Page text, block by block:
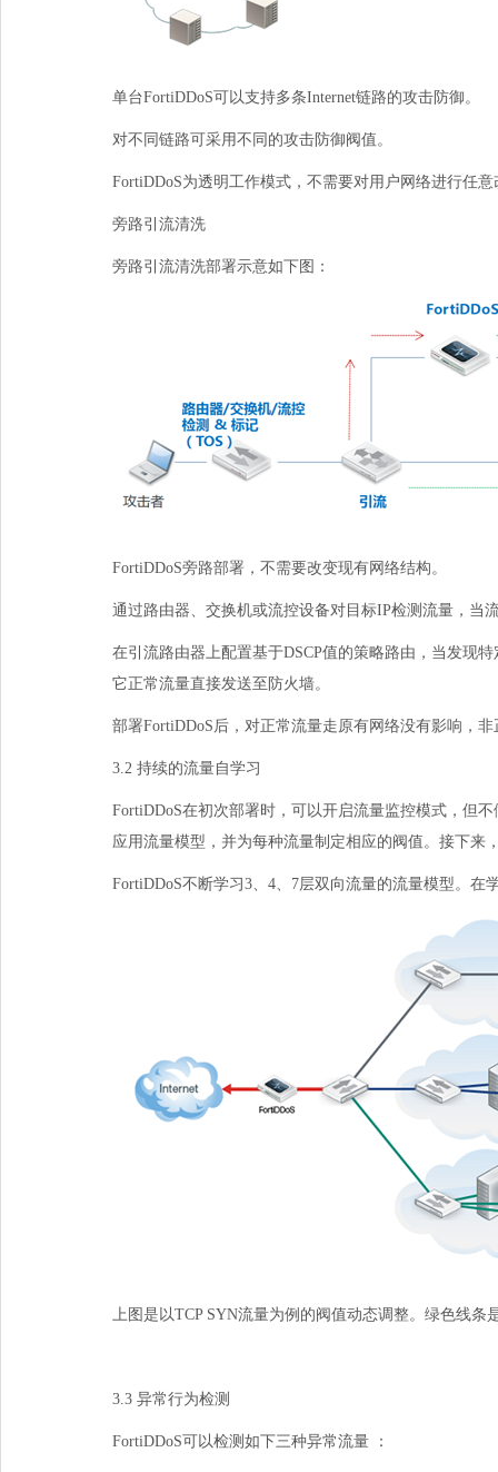
单台FortiDDoS可以支持多条Internet链路的攻击防御。
对不同链路可采用不同的攻击防御阀值。
FortiDDoS为透明工作模式，不需要对用户网络进行任意
旁路引流清洗
旁路引流清洗部署示意如下图：
FortiDDoS旁路部署，不需要改变现有网络结构。
通过路由器、交换机或流控设备对目标IP检测流量，当
在引流路由器上配置基于DSCP值的策略路由，当发现特
它正常流量直接发送至防火墙。
部署FortiDDoS 后，对正常流量走原有网络没有影响，
3.2持续的流量自学习
FortiDDoS在初次部署时，可以开启流量监控模式，但
应用流量模型，并为每种流量制定相应的阀值。接下来
FortiDDoS不断学习3 4 7层双向流量的流量模型。在
上图是以TCPSYN流量为例的阀值动态调整。绿色线条
3.3异常行为检测
FortiDDoS可以检测如下三种异常流量：